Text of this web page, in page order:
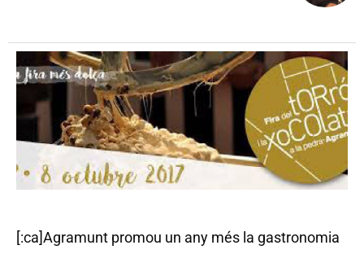
[:ca]Agramunt promou un any més la gastronomia